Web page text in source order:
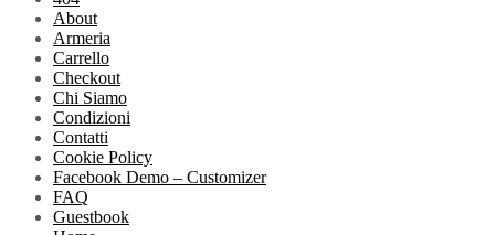
About
Armeria
Carrello
Checkout
Chi Siamo
Condizioni
Contatti
Cookie Policy
Facebook Demo – Customizer
FAQ
Guestbook